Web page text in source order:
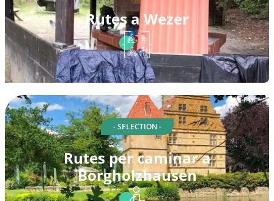
Rutes a Wezer
- SELECTION -
Rutes per caminar a
Borgholzhausen